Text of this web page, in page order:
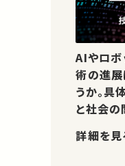
AIやロボ
術の進展
うか。具
と社会の
詳細を見